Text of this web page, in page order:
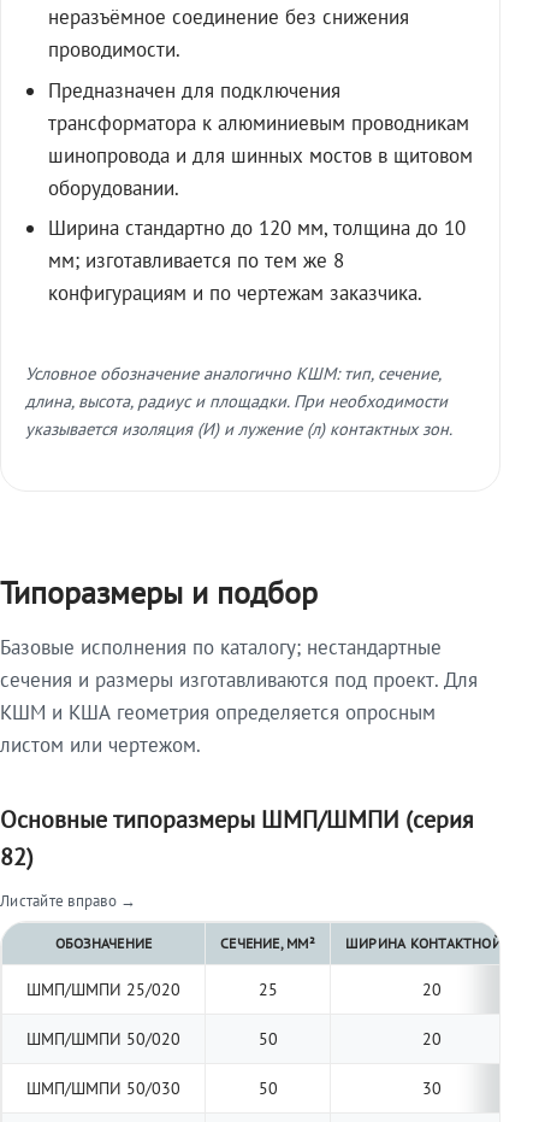
неразъёмное соединение без снижения
проводимости.
Предназначен для подключения
трансформатора к алюминиевым проводникам
шинопровода и для шинных мостов в щитовом
оборудовании.
Ширина стандартно до 120 мм, толщина до 10
мм; изготавливается по тем же 8
конфигурациям и по чертежам заказчика.
Условное обозначение аналогично КШМ: тип, сечение,
длина, высота, радиус и площадки. При необходимости
указывается изоляция (И) и лужение (л) контактных зон.
Типоразмеры и подбор
Базовые исполнения по каталогу; нестандартные
сечения и размеры изготавливаются под проект. Для
КШМ и КША геометрия определяется опросным
листом или чертежом.
Основные типоразмеры ШМП/ШМПИ (серия
82)
Листайте вправо →
ОБОЗНАЧЕНИЕ СЕЧЕНИЕ, ММ² ШИРИНА КОНТАКТНОЙ
ШМП/ШМПИ 25/020 25 20
ШМП/ШМПИ 50/020 50 20
ШМП/ШМПИ 50/030 50 30